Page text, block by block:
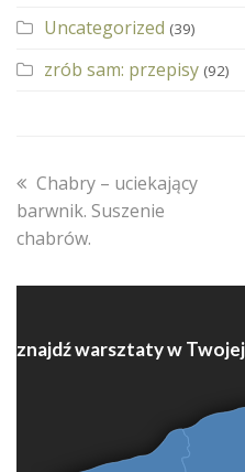
Uncategorized (39)
zrób sam: przepisy (92)
previous
post:
Chabry – uciekający
barwnik. Suszenie
chabrów.
znajdź warsztaty w